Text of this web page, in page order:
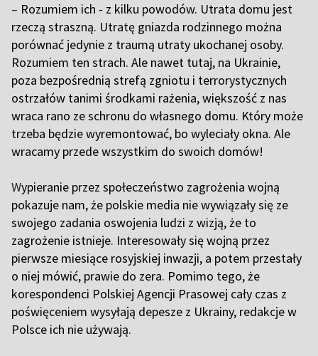
– Rozumiem ich - z kilku powodów. Utrata domu jest
rzeczą straszną. Utratę gniazda rodzinnego można
porównać jedynie z traumą utraty ukochanej osoby.
Rozumiem ten strach. Ale nawet tutaj, na Ukrainie,
poza bezpośrednią strefą zgniotu i terrorystycznych
ostrzałów tanimi środkami rażenia, większość z nas
wraca rano ze schronu do własnego domu. Który może
trzeba będzie wyremontować, bo wyleciały okna. Ale
wracamy przede wszystkim do swoich domów!
Wypieranie przez społeczeństwo zagrożenia wojną
pokazuje nam, że polskie media nie wywiązały się ze
swojego zadania oswojenia ludzi z wizją, że to
zagrożenie istnieje. Interesowały się wojną przez
pierwsze miesiące rosyjskiej inwazji, a potem przestały
o niej mówić, prawie do zera. Pomimo tego, że
korespondenci Polskiej Agencji Prasowej cały czas z
poświęceniem wysyłają depesze z Ukrainy, redakcje w
Polsce ich nie używają.